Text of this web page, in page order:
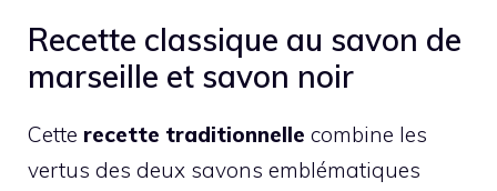
Recette classique au savon de
marseille et savon noir
Cette recette traditionnelle combine les
vertus des deux savons emblématiques